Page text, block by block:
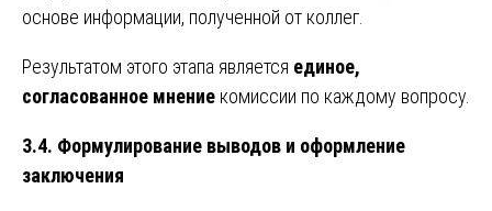
основе информации, полученной от коллег.
Результатом этого этапа является единое,
согласованное мнение комиссии по каждому вопросу.
3.4. Формулирование выводов и оформление
заключения